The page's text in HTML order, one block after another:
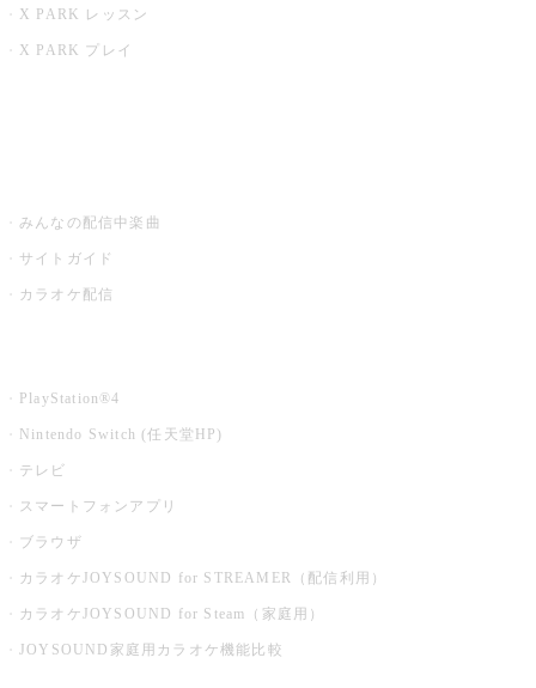
X PARK レッスン
X PARK プレイ
みんなの配信中楽曲
サイトガイド
カラオケ配信
PlayStation®4
Nintendo Switch (任天堂HP)
テレビ
スマートフォンアプリ
ブラウザ
カラオケJOYSOUND for STREAMER（配信利用）
カラオケJOYSOUND for Steam（家庭用）
JOYSOUND家庭用カラオケ機能比較